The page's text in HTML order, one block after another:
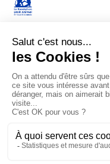
Sur ce site, nous utilisons des
lorsque vous y consentez.
navigation.